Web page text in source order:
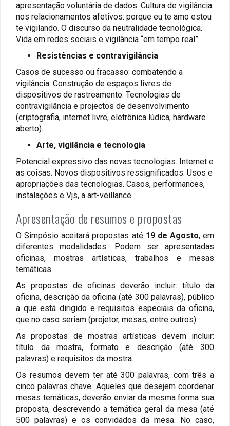
apresentação voluntária de dados. Cultura de vigilância
nos relacionamentos afetivos: porque eu te amo estou
te vigilando. O discurso da neutralidade tecnológica.
Vida em redes sociais e vigilância “em tempo real”.
Resistências e contravigilância
Casos de sucesso ou fracasso: combatendo a
vigilância. Construção de espaços livres de
dispositivos de rastreamento. Tecnologias de
contravigilância e projectos de desenvolvimento
(criptografia, internet livre, eletrônica lúdica, hardware
aberto).
Arte, vigilância e tecnologia
Potencial expressivo das novas tecnologias. Internet e
as coisas. Novos dispositivos ressignificados. Usos e
apropriações das tecnologias. Casos, performances,
instalações e Vjs, a art-veillance.
Apresentação de resumos e propostas
O Simpósio aceitará propostas até 19 de Agosto, em
diferentes modalidades. Podem ser apresentadas
oficinas, mostras artísticas, trabalhos e mesas
temáticas.
As propostas de oficinas deverão incluir: título da
oficina, descrição da oficina (até 300 palavras), público
a que está dirigido e requisitos especiais da oficina,
que no caso seriam (projetor, mesas, entre outros).
As propostas de mostras artísticas devem incluir:
título da mostra, formato e descrição (até 300
palavras) e requisitos da mostra.
Os resumos devem ter até 300 palavras, com três a
cinco palavras chave. Aqueles que desejem coordenar
mesas temáticas, deverão enviar da mesma forma sua
proposta, descrevendo a temática geral da mesa (até
500 palavras) e os convidados da mesa. No caso,